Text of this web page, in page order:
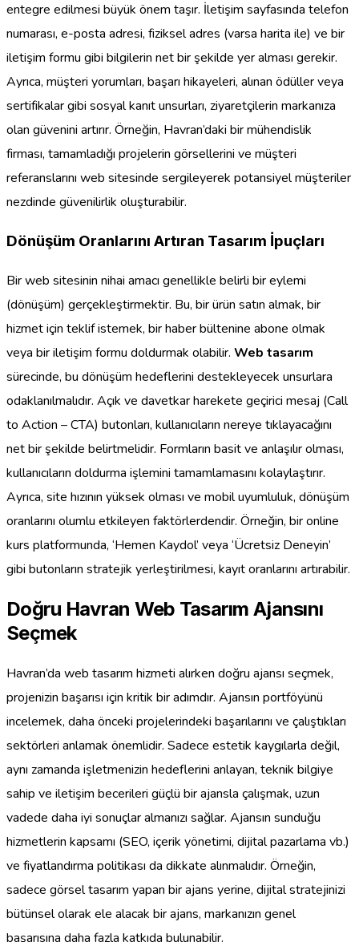
entegre edilmesi büyük önem taşır. İletişim sayfasında telefon
numarası, e-posta adresi, fiziksel adres (varsa harita ile) ve bir
iletişim formu gibi bilgilerin net bir şekilde yer alması gerekir.
Ayrıca, müşteri yorumları, başarı hikayeleri, alınan ödüller veya
sertifikalar gibi sosyal kanıt unsurları, ziyaretçilerin markanıza
olan güvenini artırır. Örneğin, Havran’daki bir mühendislik
firması, tamamladığı projelerin görsellerini ve müşteri
referanslarını web sitesinde sergileyerek potansiyel müşteriler
nezdinde güvenilirlik oluşturabilir.
Dönüşüm Oranlarını Artıran Tasarım İpuçları
Bir web sitesinin nihai amacı genellikle belirli bir eylemi
(dönüşüm) gerçekleştirmektir. Bu, bir ürün satın almak, bir
hizmet için teklif istemek, bir haber bültenine abone olmak
veya bir iletişim formu doldurmak olabilir. Web tasarım
sürecinde, bu dönüşüm hedeflerini destekleyecek unsurlara
odaklanılmalıdır. Açık ve davetkar harekete geçirici mesaj (Call
to Action – CTA) butonları, kullanıcıların nereye tıklayacağını
net bir şekilde belirtmelidir. Formların basit ve anlaşılır olması,
kullanıcıların doldurma işlemini tamamlamasını kolaylaştırır.
Ayrıca, site hızının yüksek olması ve mobil uyumluluk, dönüşüm
oranlarını olumlu etkileyen faktörlerdendir. Örneğin, bir online
kurs platformunda, ‘Hemen Kaydol’ veya ‘Ücretsiz Deneyin’
gibi butonların stratejik yerleştirilmesi, kayıt oranlarını artırabilir.
Doğru Havran Web Tasarım Ajansını
Seçmek
Havran’da web tasarım hizmeti alırken doğru ajansı seçmek,
projenizin başarısı için kritik bir adımdır. Ajansın portföyünü
incelemek, daha önceki projelerindeki başarılarını ve çalıştıkları
sektörleri anlamak önemlidir. Sadece estetik kaygılarla değil,
aynı zamanda işletmenizin hedeflerini anlayan, teknik bilgiye
sahip ve iletişim becerileri güçlü bir ajansla çalışmak, uzun
vadede daha iyi sonuçlar almanızı sağlar. Ajansın sunduğu
hizmetlerin kapsamı (SEO, içerik yönetimi, dijital pazarlama vb.)
ve fiyatlandırma politikası da dikkate alınmalıdır. Örneğin,
sadece görsel tasarım yapan bir ajans yerine, dijital stratejinizi
bütünsel olarak ele alacak bir ajans, markanızın genel
başarısına daha fazla katkıda bulunabilir.